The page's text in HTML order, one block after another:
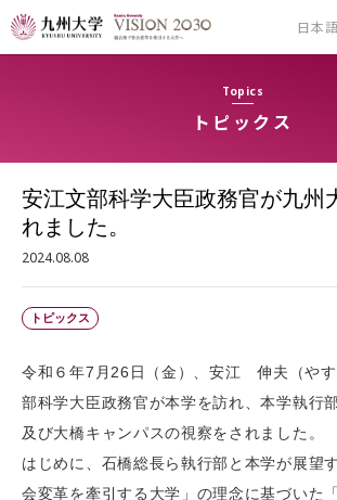
日本語
Topics
トピックス
安江文部科学大臣政務官が九州
れました。
2024.08.08
トピックス
令和６年7月26日（金）、安江 伸夫（や
部科学大臣政務官が本学を訪れ、本学執行
及び大橋キャンパスの視察をされました。
はじめに、石橋総長ら執行部と本学が展望
会変⾰を牽引する⼤学」の理念に基づいた「